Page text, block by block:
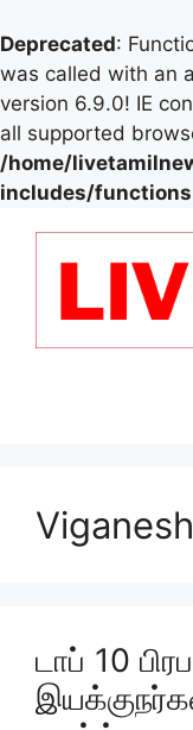
Deprecated:
was called with an
version 6.9.0! IE
all supported
/home/
includes/
டாப் 10